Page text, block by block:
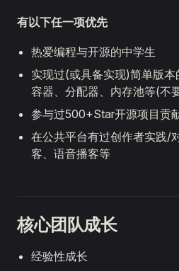
有以下任一项优先
热爱编程与开源的中学生
实现过(或具备实现)简单版
容器、分配器、内存池等(不
参与过500+Star开源项目贡
在公共平台有过创作者实践/
客、语音播客等
核心团队成长
经验性成长